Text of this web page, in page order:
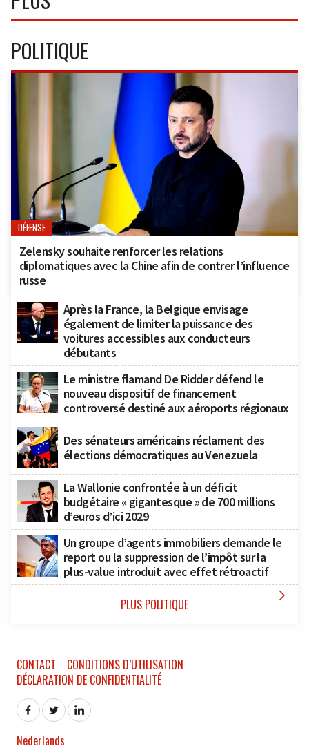
POLITIQUE
DÉFENSE
Zelensky souhaite renforcer les relations
diplomatiques avec la Chine afin de contrer l’influence
russe
Après la France, la Belgique envisage
également de limiter la puissance des
voitures accessibles aux conducteurs
débutants
Le ministre flamand De Ridder défend le
nouveau dispositif de financement
controversé destiné aux aéroports régionaux
Des sénateurs américains réclament des
élections démocratiques au Venezuela
La Wallonie confrontée à un déficit
budgétaire « gigantesque » de 700 millions
d’euros d’ici 2029
Un groupe d’agents immobiliers demande le
report ou la suppression de l’impôt sur la
plus-value introduit avec effet rétroactif
PLUS POLITIQUE 
CONTACT
CONDITIONS D’UTILISATION
DÉCLARATION DE CONFIDENTIALITÉ
Nederlands